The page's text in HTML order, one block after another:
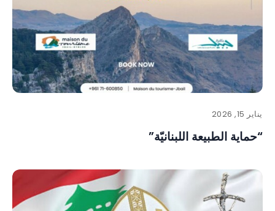
يناير 15, 2026
“حماية الطبيعة اللبنانيّة”